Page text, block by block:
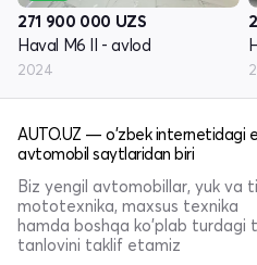
271 900 000 UZS
Haval M6 II - avlod
2024
AUTO.UZ — o'zbek internetidagi
avtomobil saytlaridan biri
Biz yengil avtomobillar, yuk va
mototexnika, maxsus texnika
hamda boshqa ko'plab turdagi
tanlovini taklif etamiz